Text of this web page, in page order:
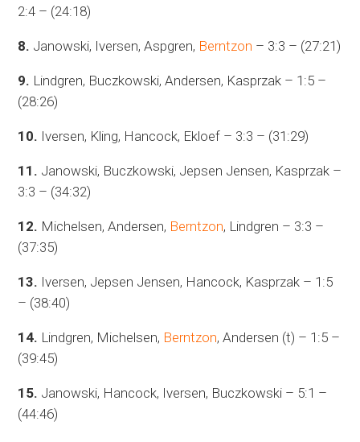
2:4 – (24:18)
8. Janowski, Iversen, Aspgren, Berntzon – 3:3 – (27:21)
9. Lindgren, Buczkowski, Andersen, Kasprzak – 1:5 –
(28:26)
10. Iversen, Kling, Hancock, Ekloef – 3:3 – (31:29)
11. Janowski, Buczkowski, Jepsen Jensen, Kasprzak –
3:3 – (34:32)
12. Michelsen, Andersen, Berntzon, Lindgren – 3:3 –
(37:35)
13. Iversen, Jepsen Jensen, Hancock, Kasprzak – 1:5
– (38:40)
14. Lindgren, Michelsen, Berntzon, Andersen (t) – 1:5 –
(39:45)
15. Janowski, Hancock, Iversen, Buczkowski – 5:1 –
(44:46)